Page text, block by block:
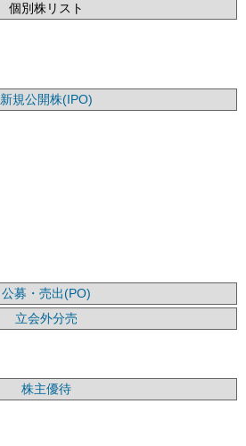
個別株リスト
新規公開株(IPO)
公募・売出(PO)
立会外分売
株主優待